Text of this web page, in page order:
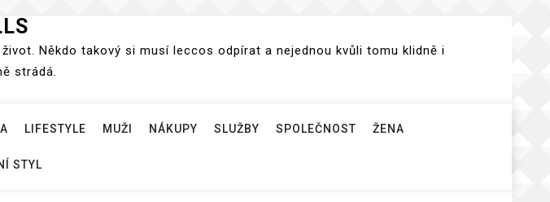
Někdo takový si musí leccos odpírat a nejednou kvůli tomu klidně i
strádá.
LIFESTYLE MUŽI NÁKUPY SLUŽBY SPOLEČNOST ŽENA
STYL